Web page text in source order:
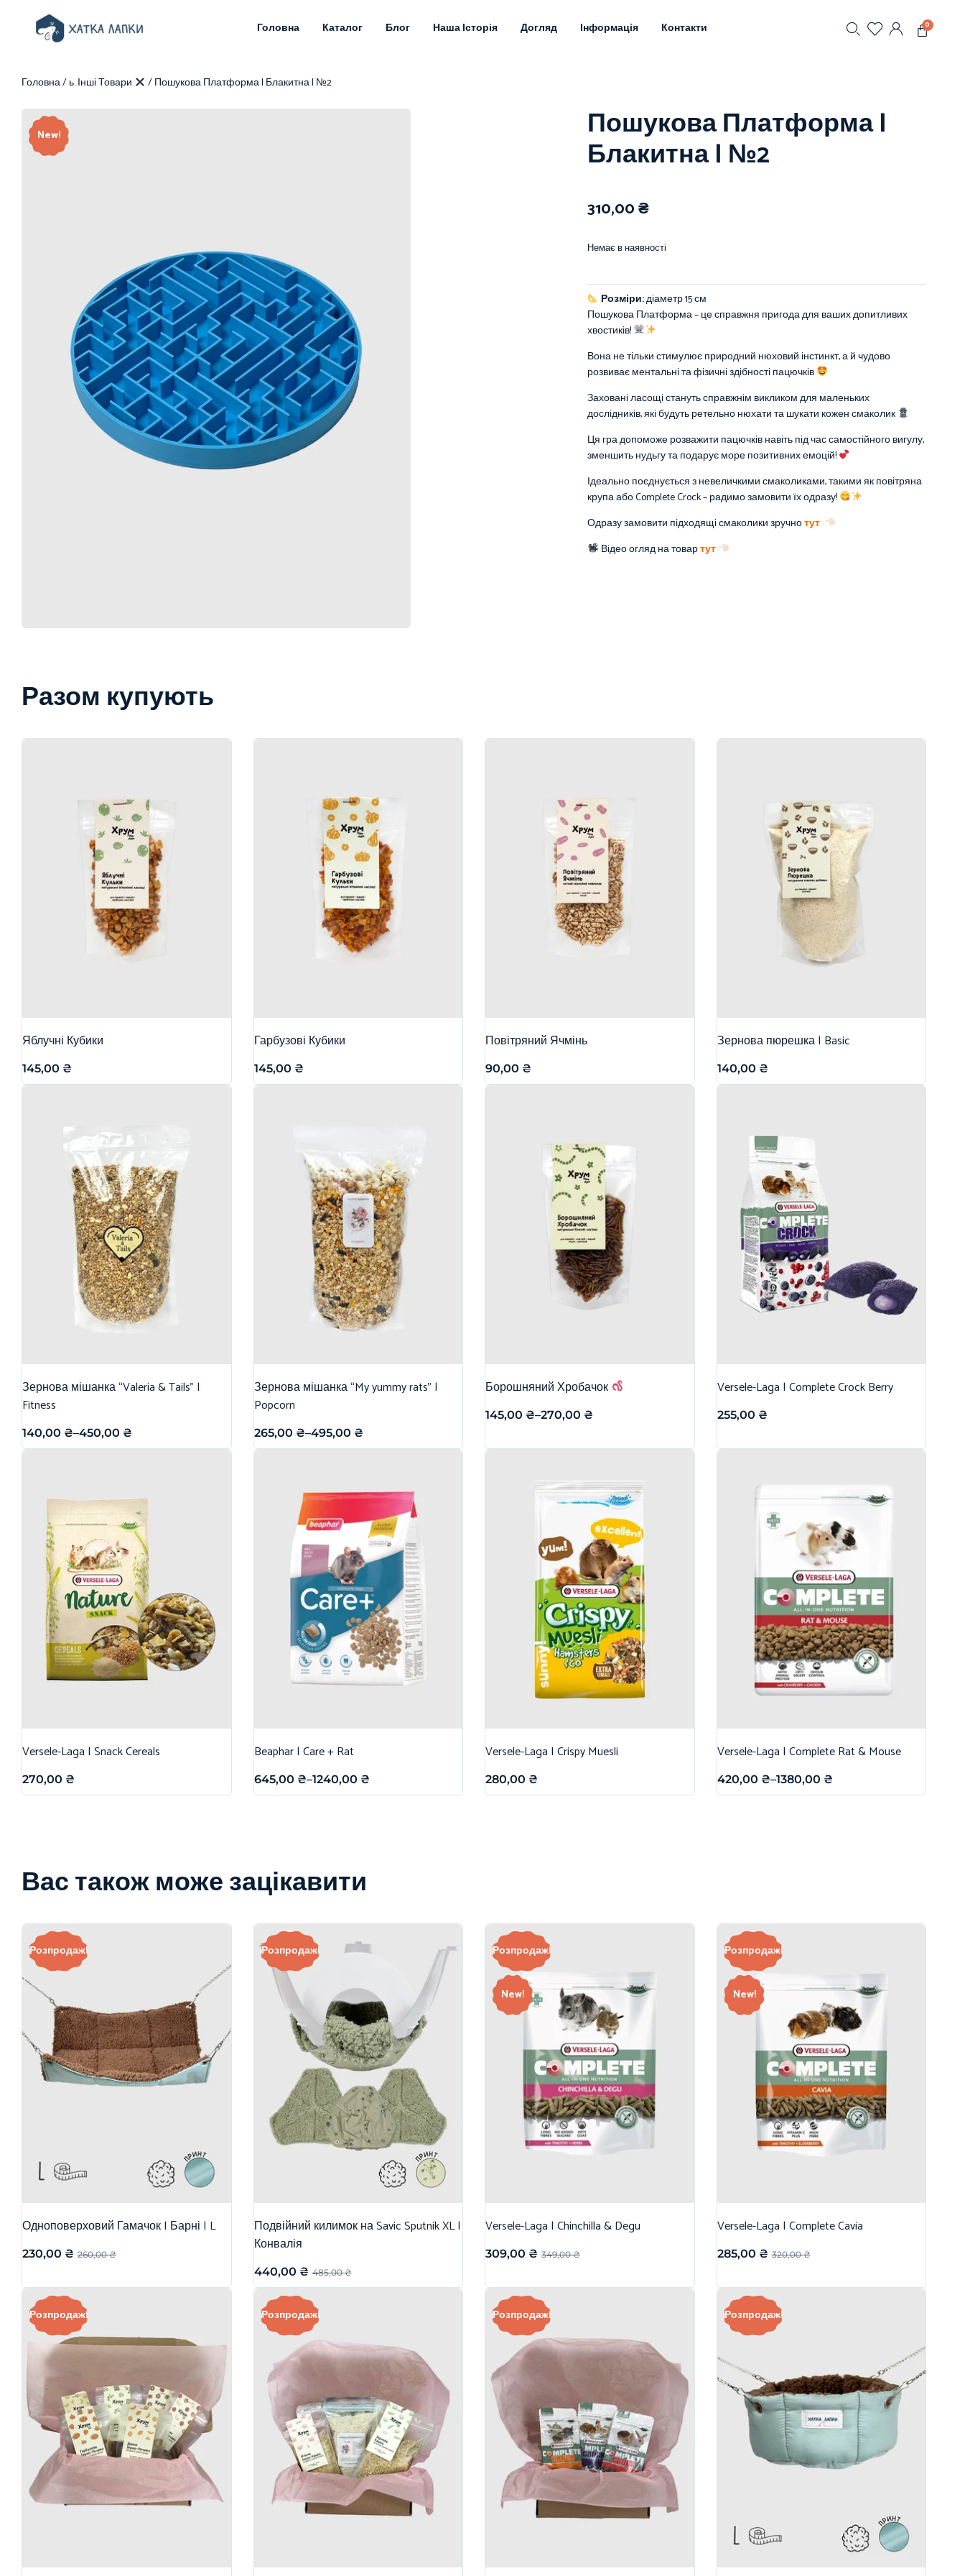
Головна Каталог Блог Наша Історія Догляд Інформація Контакти 0
Головна/ь. Інші Товари / Пошукова Платформа | Блакитна | №2
New! Пошукова Платформа |
Блакитна | №2
310,00₴
Немає в наявності
Розміри:діаметр 15 см
Пошукова Платформа – це справжня пригода для ваших допитливих
хвостиків!
Вона не тільки стимулює природний нюховий інстинкт, а й чудово
розвиває ментальні та фізичні здібності пацючків
Заховані ласощі стануть справжнім викликом для маленьких
дослідників, які будуть ретельно нюхати та шукати кожен смаколик
Ця гра допоможе розважити пацючків навіть під час самостійного вигулу,
зменшить нудьгу та подарує море позитивних емоцій!
Ідеально поєднується з невеличкими смаколиками, такими як повітряна
крупа або Complete Crock – радимо замовити їх одразу!
Одразу замовити підходящі смаколики зручнотут
Відео огляд на товартут
Разом купують
Яблучні Кубики
145,00 ₴
Гарбузові Кубики
145,00 ₴
Повітряний Ячмінь
90,00 ₴
Зернова пюрешка | Basic
140,00 ₴
Зернова мішанка “Valeria & Tails” |
Fitness
140,00 ₴–450,00 ₴
Зернова мішанка “My yummy rats” |
Popcorn
265,00 ₴–495,00 ₴
Борошняний Хробачок
145,00 ₴–270,00 ₴
Versele-Laga | Complete Crock Berry
255,00 ₴
Versele-Laga | Snack Cereals
270,00 ₴
Beaphar | Care + Rat
645,00 ₴–1240,00 ₴
Versele-Laga | Crispy Muesli
280,00 ₴
Versele-Laga | Complete Rat & Mouse
420,00 ₴–1380,00 ₴
Вас також може зацікавити
Розпродаж!
Одноповерховий Гамачок | Барні | L
260,00₴
230,00 ₴
Розпродаж!
Подвійний килимок на Savic Sputnik XL |
Конвалія
485,00₴
440,00 ₴
New!
Розпродаж!
Versele-Laga | Chinchilla & Degu
349,00₴
309,00 ₴
New!
Розпродаж!
Versele-Laga | Complete Cavia
320,00₴
285,00 ₴
Розпродаж! Розпродаж! Розпродаж! Розпродаж!